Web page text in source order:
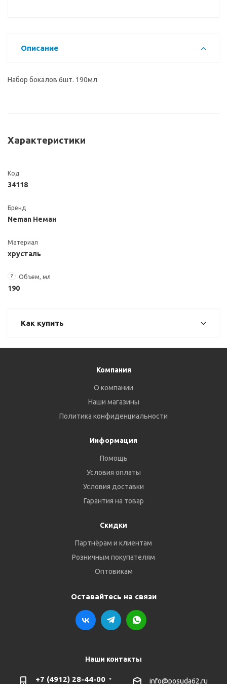
Описание
Набор бокалов 6шт. 190мл
Характеристики
Код
34118
Бренд
Neman Неман
Материал
хрусталь
? Объем, мл
190
Как купить
Компания
О компании
Наши магазины
Политика конфиденциальности
Информация
Помощь
Условия оплаты
Условия доставки
Гарантия на товар
Скидки
Партнёрам и клиентам
Розничным покупателям
Оптовикам
Оставайтесь на связи
Наши контакты
+7 (4912) 28-44-00 info@posuda62.ru